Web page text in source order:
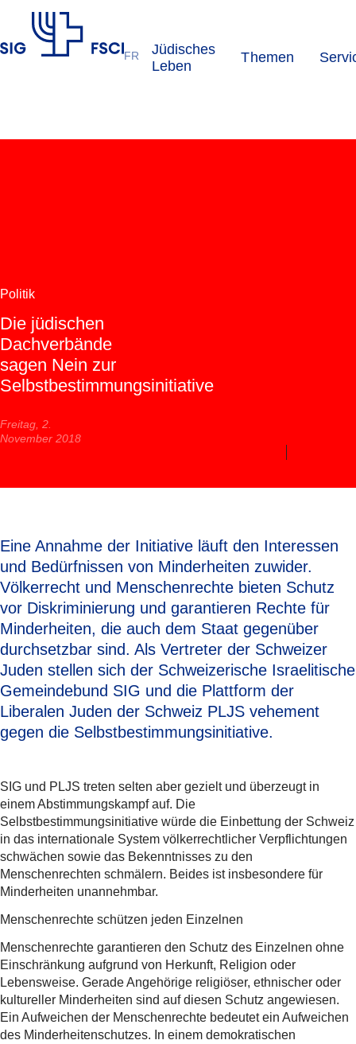
FR
Jüdisches
Leben
Themen
Politik
Die jüdischen
Dachverbände
sagen Nein zur
Selbstbestimmungsinitiative
Freitag, 2.
November 2018
Eine Annahme der Initiative läuft den Interessen
und Bedürfnissen von Minderheiten zuwider.
Völkerrecht und Menschenrechte bieten Schutz
vor Diskriminierung und garantieren Rechte für
Minderheiten, die auch dem Staat gegenüber
durchsetzbar sind. Als Vertreter der Schweizer
Juden stellen sich der Schweizerische Israelitische
Gemeindebund SIG und die Plattform der
Liberalen Juden der Schweiz PLJS vehement
gegen die Selbstbestimmungsinitiative.
SIG und PLJS treten selten aber gezielt und überzeugt in
einem Abstimmungskampf auf. Die
Selbstbestimmungsinitiative würde die Einbettung der Schweiz
in das internationale System völkerrechtlicher Verpflichtungen
schwächen sowie das Bekenntnisses zu den
Menschenrechten schmälern. Beides ist insbesondere für
Minderheiten unannehmbar.
Menschenrechte schützen jeden Einzelnen
Menschenrechte garantieren den Schutz des Einzelnen ohne
Einschränkung aufgrund von Herkunft, Religion oder
Lebensweise. Gerade Angehörige religiöser, ethnischer oder
kultureller Minderheiten sind auf diesen Schutz angewiesen.
Ein Aufweichen der Menschenrechte bedeutet ein Aufweichen
des Minderheitenschutzes. In einem demokratischen